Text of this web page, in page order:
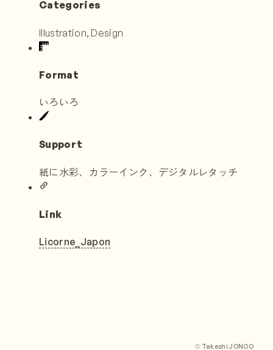
Categories
Illustration, Design
Format
いろいろ
Support
紙に水彩、カラーインク、デジタルレタッチ
Link
Licorne_Japon
© Takeshi JONOO